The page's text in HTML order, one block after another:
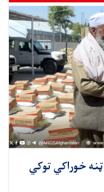
بلخ؛ پر ۴۳۷ اړمنو کورنیو نږدې ۱۳ ټنه خوراکي توکي